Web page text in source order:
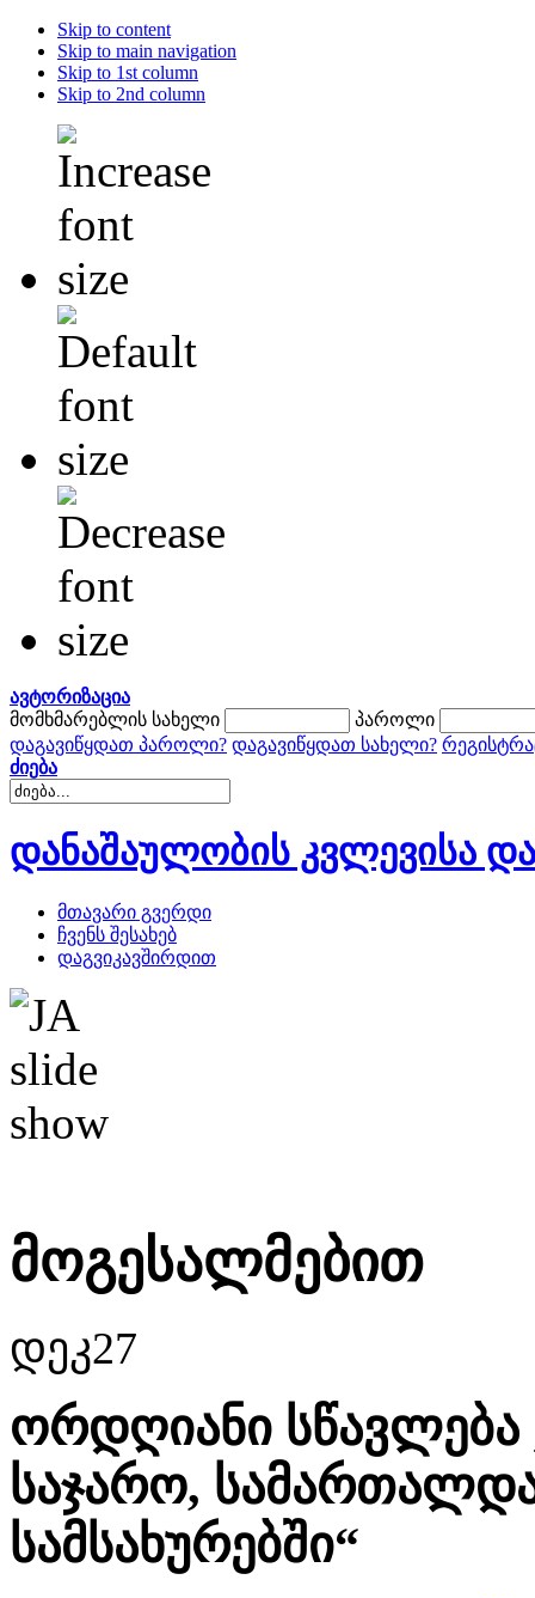
Skip to content
Skip to main navigation
Skip to 1st column
Skip to 2nd column
ავტორიზაცია
მომხმარებლის სახელი
პაროლი
დაგავიწყდათ პაროლი? დაგავიწყდათ სახელი?
ძიება
დანაშაულობის კვლევისა
მთავარი გვერდი
ჩვენს შესახებ
დაგვიკავშირდით
მოგესალმებით
დეკ27
ორდღიანი
საჯარო,
სამსახურებში“